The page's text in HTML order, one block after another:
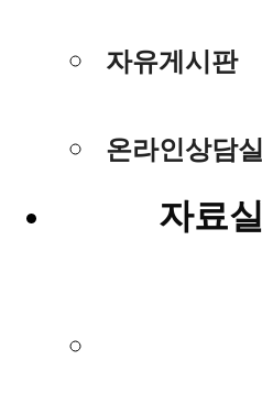
자유게시판
온라인상담실
자료실